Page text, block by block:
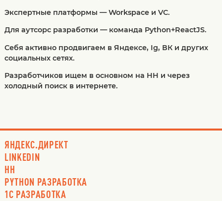
Экспертные платформы — Workspace и VC.
Для аутсорс разработки — команда Python+ReactJS.
Себя активно продвигаем в Яндексе, Ig, ВК и других
социальных сетях.
Разработчиков ищем в основном на HH и через
холодный поиск в интернете.
ЯНДЕКС.ДИРЕКТ
LINKEDIN
HH
PYTHON РАЗРАБОТКА
1С РАЗРАБОТКА